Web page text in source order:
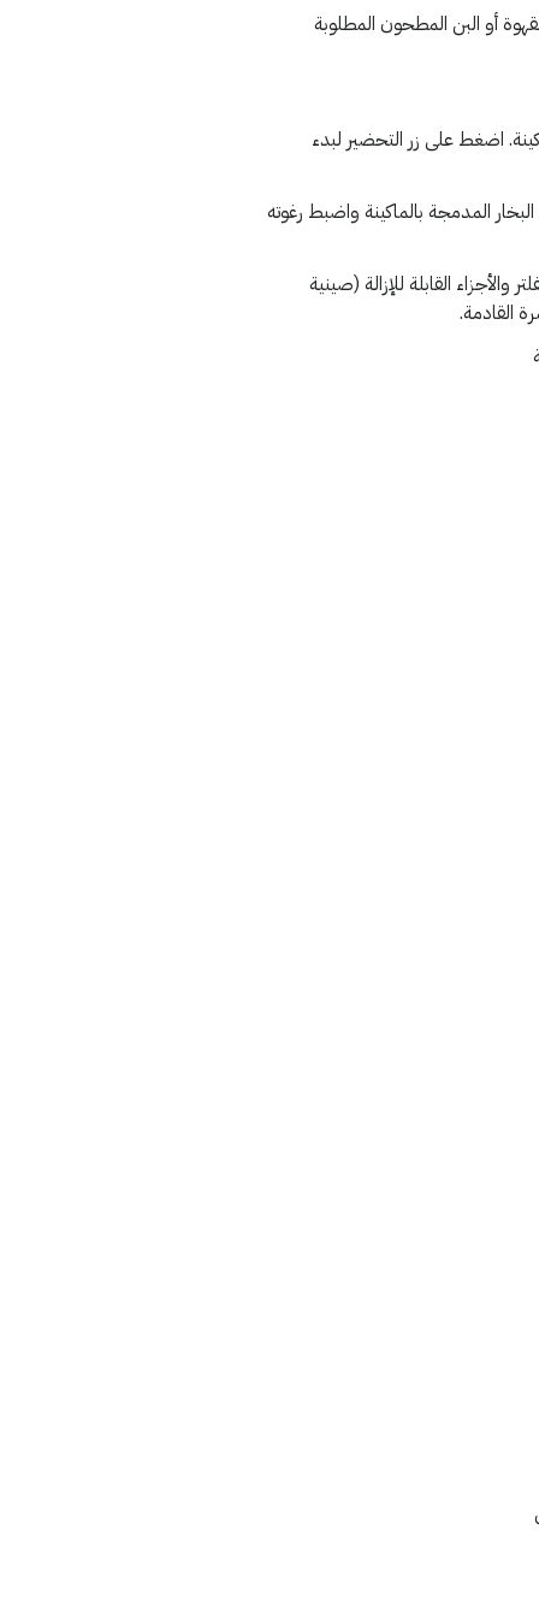
أو البن المطحون المطلوبة
اضغط على زر التحضير لبدء
المدمجة بالماكينة واضبط رغوته
القابلة للإزالة (صينية
القادمة.